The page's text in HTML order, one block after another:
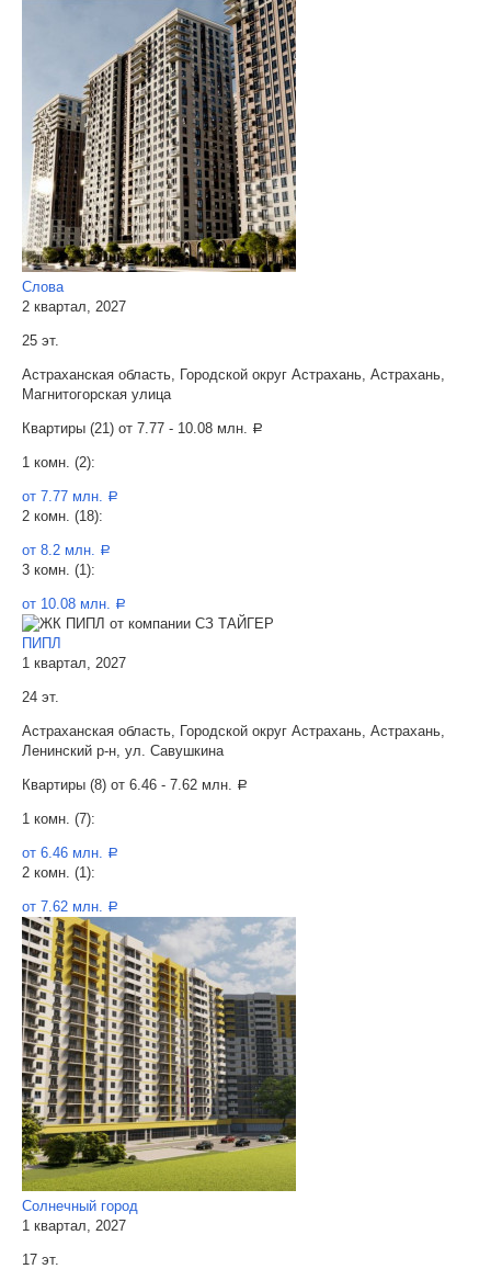
Слова
2 квартал, 2027
25 эт.
Астраханская область, Городской округ Астрахань, Астрахань,
Магнитогорская улица
Квартиры (21) от 7.77 - 10.08 млн. a
1 комн. (2):
от 7.77 млн. a
2 комн. (18):
от 8.2 млн. a
3 комн. (1):
от 10.08 млн. a
ПИПЛ
1 квартал, 2027
24 эт.
Астраханская область, Городской округ Астрахань, Астрахань,
Ленинский р-н, ул. Савушкина
Квартиры (8) от 6.46 - 7.62 млн. a
1 комн. (7):
от 6.46 млн. a
2 комн. (1):
от 7.62 млн. a
Солнечный город
1 квартал, 2027
17 эт.